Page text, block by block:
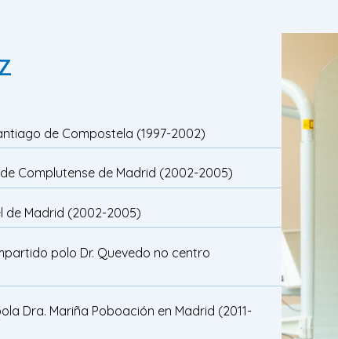
de Compostela (1997-2002)
Complutense de Madrid (2002-2005)
de Madrid (2002-2005)
polo Dr. Quevedo no centro
Dra. Mariña Poboación en Madrid (2011-